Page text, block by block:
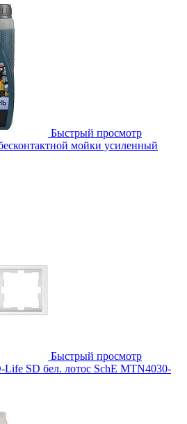
Быстрый просмотр
мойки усиленный
Быстрый просмотр
SD бел. лотос SchE MTN4030-